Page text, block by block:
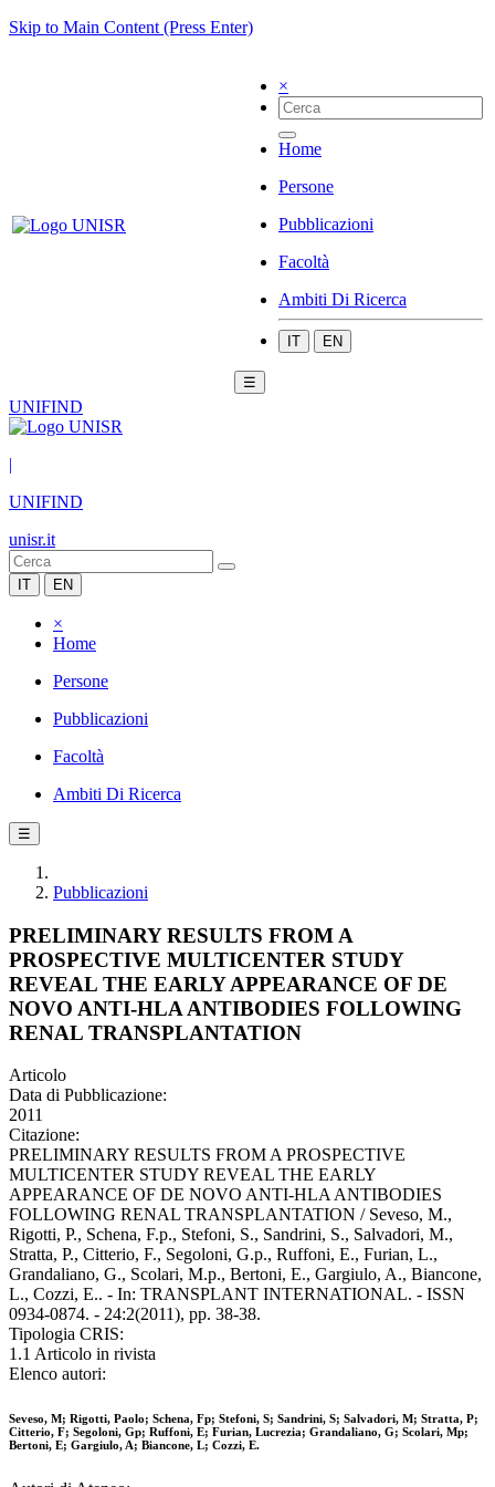
Skip to Main Content (Press Enter)
×
Home
Persone
Pubblicazioni
Facoltà
Ambiti Di Ricerca
IT EN
☰
UNIFIND
|
UNIFIND
unisr.it
IT EN
×
Home
Persone
Pubblicazioni
Facoltà
Ambiti Di Ricerca
☰
Pubblicazioni
PRELIMINARY RESULTS FROM A
PROSPECTIVE MULTICENTER STUDY
REVEAL THE EARLY APPEARANCE OF DE
NOVO ANTI-HLA ANTIBODIES FOLLOWING
RENAL TRANSPLANTATION
Articolo
Data di Pubblicazione:
2011
Citazione:
PRELIMINARY RESULTS FROM A PROSPECTIVE
MULTICENTER STUDY REVEAL THE EARLY
APPEARANCE OF DE NOVO ANTI-HLA ANTIBODIES
FOLLOWING RENAL TRANSPLANTATION / Seveso, M.,
Rigotti, P., Schena, F.p., Stefoni, S., Sandrini, S., Salvadori, M.,
Stratta, P., Citterio, F., Segoloni, G.p., Ruffoni, E., Furian, L.,
Grandaliano, G., Scolari, M.p., Bertoni, E., Gargiulo, A., Biancone,
L., Cozzi, E.. - In: TRANSPLANT INTERNATIONAL. - ISSN
0934-0874. - 24:2(2011), pp. 38-38.
Tipologia CRIS:
1.1 Articolo in rivista
Elenco autori:
Seveso, M; Rigotti, Paolo; Schena, Fp; Stefoni, S; Sandrini, S; Salvadori, M; Stratta, P;
Citterio, F; Segoloni, Gp; Ruffoni, E; Furian, Lucrezia; Grandaliano, G; Scolari, Mp;
Bertoni, E; Gargiulo, A; Biancone, L; Cozzi, E.